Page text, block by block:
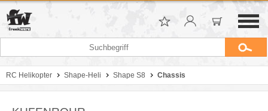
RC Helikopter Shape-Heli Shape S8 Chassis